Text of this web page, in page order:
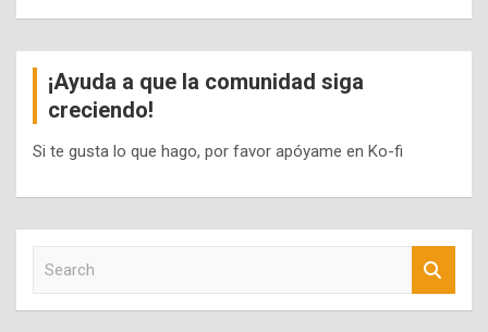
¡Ayuda a que la comunidad siga
creciendo!
Si te gusta lo que hago, por favor apóyame en Ko-fi